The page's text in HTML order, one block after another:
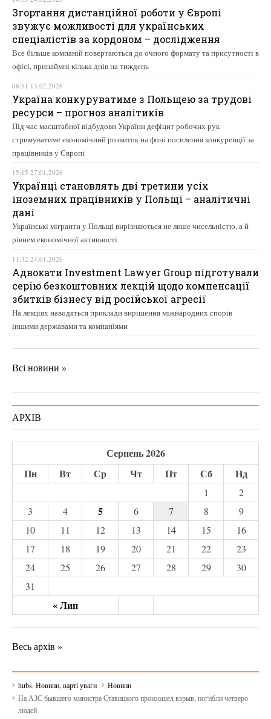
Згортання дистанційної роботи у Європі
звужує можливості для українських
спеціалістів за кордоном – дослідження
Все більше компаній повертаються до очного формату та присутності в
офісі, принаймні кілька днів на тиждень
08:51 13.02.2026
Україна конкуруватиме з Польщею за трудові
ресурси – прогноз аналітиків
Під час масштабної відбудови України дефіцит робочих рук
стримуватиме економічний розвиток на фоні посилення конкуренції за
працівників у Європі
15:15 27.01.2026
Українці становлять дві третини усіх
іноземних працівників у Польщі – аналітичні
дані
Українські мігранти у Польщі вирізняються не лише чисельністю, а й
рівнем економічної активності
11:32 24.01.2026
Адвокати Investment Lawyer Group підготували
серію безкоштовних лекцій щодо компенсації
збитків бізнесу від російської агресії
На лекціях наводяться приклади вирішення міжнародних спорів
іншими державами та компаніями
Всі новини »
АРХІВ
Серпень 2026
Пн
Вт Ср Чт Пт Сб Нд
« Лип
1
2
3
4 5 6 7 8
9
10
11 12 13 14 15
16
17
18 19 20 21 22
23
24
25 26 27 28 29
30
31
Весь архів »
hubs. Новини, варті уваги
Новини
На АЗС бывшего министра Ставицкого произошел взрыв, погибли четверо
людей